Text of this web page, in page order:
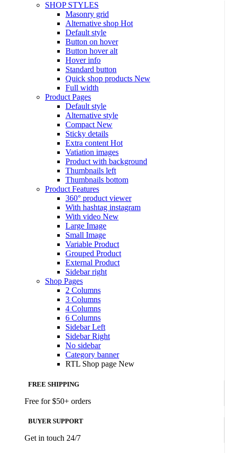
SHOP STYLES
Masonry grid
Alternative shop Hot
Default style
Button on hover
Button hover alt
Hover info
Standard button
Quick shop products New
Full width
Product Pages
Default style
Alternative style
Compact New
Sticky details
Extra content Hot
Vatiation images
Product with background
Thumbnails left
Thumbnails bottom
Product Features
360° product viewer
With hashtag instagram
With video New
Large Image
Small Image
Variable Product
Grouped Product
External Product
Sidebar right
Shop Pages
2 Columns
3 Columns
4 Columns
6 Columns
Sidebar Left
Sidebar Right
No sidebar
Category banner
RTL Shop page New
FREE SHIPPING
Free for $50+ orders
BUYER SUPPORT
Get in touch 24/7